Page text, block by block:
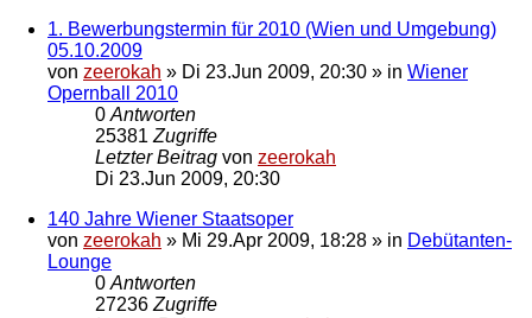
1. Bewerbungstermin für 2010 (Wien und Umgebung)
05.10.2009
von zeerokah » Di 23.Jun 2009, 20:30 » in Wiener
Opernball 2010
0 Antworten
25381 Zugriffe
Letzter Beitrag von zeerokah
Di 23.Jun 2009, 20:30
140 Jahre Wiener Staatsoper
von zeerokah » Mi 29.Apr 2009, 18:28 » in Debütanten-
Lounge
0 Antworten
27236 Zugriffe